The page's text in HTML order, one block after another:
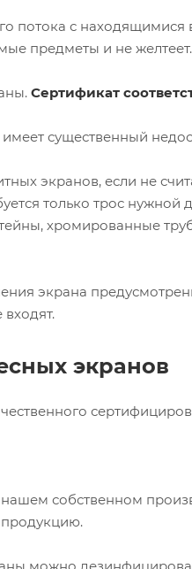
с находящимися
предметы и не желтеет.
Сертификат
существенный
экранов, если не
только трос
хромированные
экрана
экранов
собственном